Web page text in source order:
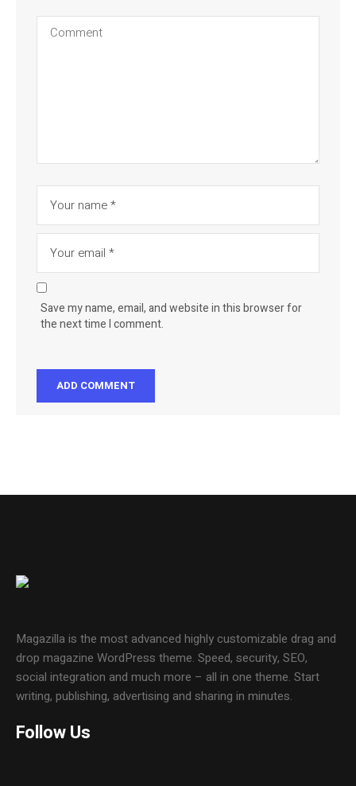
Save my name, email, and website in this browser for
the next time I comment.
Magazilla is the most advanced highly customizable drag and
drop magazine WordPress theme. Speed, security, SEO,
social integration and much more – all in one theme. Start
writing, publishing, advertising and sharing in minutes.
Follow Us